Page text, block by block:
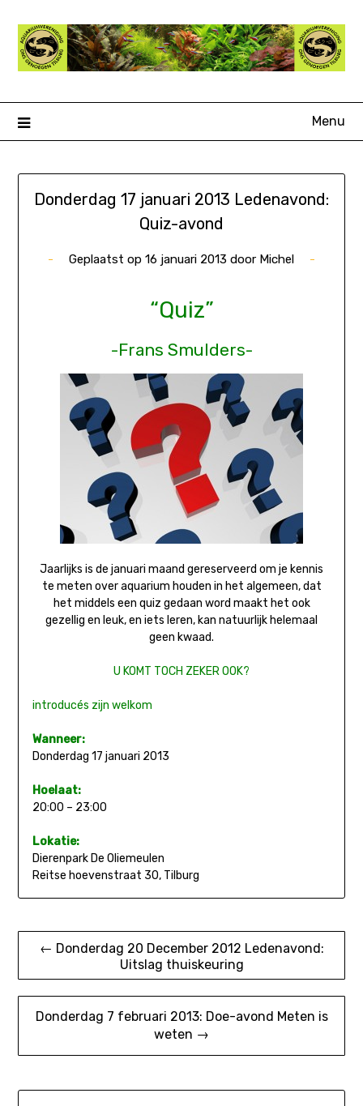
naar
inhoud
Menu
Donderdag 17 januari 2013 Ledenavond:
Quiz-avond
Geplaatst op 16 januari 2013 door Michel
“Quiz”
-Frans Smulders-
Jaarlijks is de januari maand gereserveerd om je kennis
te meten over aquarium houden in het algemeen, dat
het middels een quiz gedaan word maakt het ook
gezellig en leuk, en iets leren, kan natuurlijk helemaal
geen kwaad.
U KOMT TOCH ZEKER OOK?
introducés zijn welkom
Wanneer:
Donderdag 17 januari 2013
Hoelaat:
20:00 – 23:00
Lokatie:
Dierenpark De Oliemeulen
Reitse hoevenstraat 30, Tilburg
Bericht
← Donderdag 20 December 2012 Ledenavond:
Uitslag thuiskeuring
Donderdag 7 februari 2013: Doe-avond Meten is
weten →